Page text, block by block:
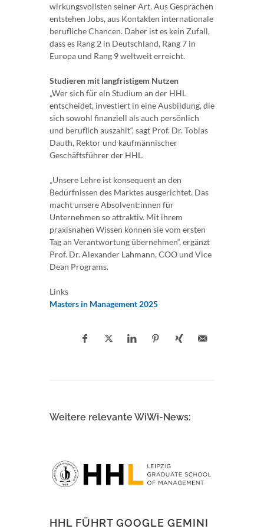
wirkungsvollsten seiner Art. Aus Gesprächen
entstehen Jobs, aus Kontakten internationale
berufliche Chancen. Daher ist es kein Zufall,
dass es Rang 2 in Deutschland, Rang 7 in
Europa und Rang 9 weltweit erreicht.
Studieren mit langfristigem Nutzen
„Wer sich für ein Studium an der HHL
entscheidet, investiert in eine Ausbildung, die
sich sowohl finanziell als auch persönlich
und beruflich auszahlt“, sagt Prof. Dr. Tobias
Dauth, Rektor und kaufmännischer
Geschäftsführer der HHL.
„Unsere Lehre ist konsequent an den
Bedürfnissen des Marktes ausgerichtet. Das
macht unsere Absolvent:innen für
Unternehmen so attraktiv. Mit ihrem
praxisnahen Wissen können sie vom ersten
Tag an Verantwortung übernehmen“, ergänzt
Prof. Dr. Alexander Lahmann, COO und Vice
Dean Programs.
Links
Masters in Management 2025
Weitere relevante WiWi-News:
HHL FÜHRT GOOGLE GEMINI